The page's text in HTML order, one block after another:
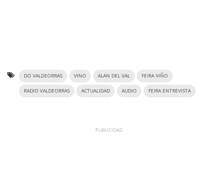
DO VALDEORRAS VINO ALAN DEL VAL FEIRA VIÑO
RADIO VALDEORRAS ACTUALIDAD AUDIO FEIRA ENTREVISTA